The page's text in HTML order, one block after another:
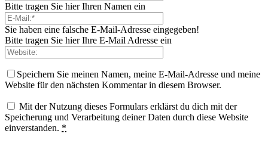
Bitte tragen Sie hier Ihren Namen ein
Sie haben eine falsche E-Mail-Adresse eingegeben!
Bitte tragen Sie hier Ihre E-Mail Adresse ein
Speichern Sie meinen Namen, meine E-Mail-Adresse und meine
Website für den nächsten Kommentar in diesem Browser.
Mit der Nutzung dieses Formulars erklärst du dich mit der
Speicherung und Verarbeitung deiner Daten durch diese Website
einverstanden. *